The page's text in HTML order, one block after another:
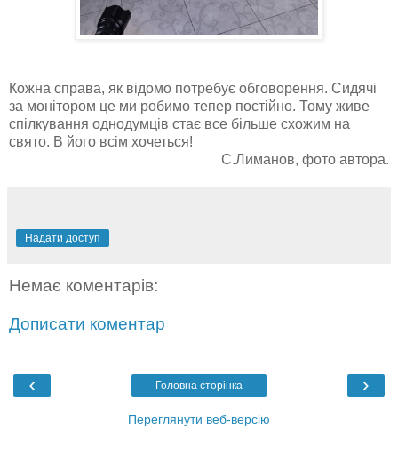
Кожна справа, як відомо потребує обговорення. Сидячі
за монітором це ми робимо тепер постійно. Тому живе
спілкування однодумців стає все більше схожим на
свято. В його всім хочеться!
С.Лиманов, фото автора.
Надати доступ
Немає коментарів:
Дописати коментар
‹ ›
Головна сторінка
Переглянути веб-версію